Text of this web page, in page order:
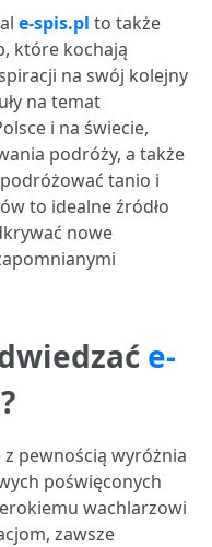
e-spis.pl to także
które kochają
na swój kolejny
na temat
i na świecie,
podróży, a także
tanio i
to idealne źródło
nowe
e-
pewnością wyróżnia
poświęconych
wachlarzowi
zawsze